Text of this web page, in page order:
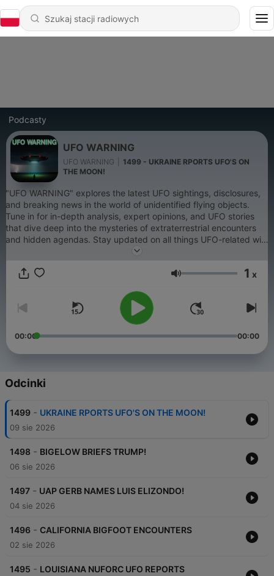
Podcasty
UFO WARNING
UFO WARNING
1499 - UKRAINE RPORTS UFO'S ON
THE MOON!
"UFO WARNING" explores the latest UFO sightings, disclosures,
and breaking news in the world of unidentified flying objects.
Tune in for in-depth analysis, expert opinions, and UFO stories
that dive deep into the mysteries of extraterrestrial encounters
and hidden agendas. Stay updated on all things UFO-related with
engaging episodes that challenge conventional thinking. Perfect
https://ko-fi.com/ufowarning @warning_ufo
Głośność 1 x
00:00 00:00
Odcinki
1499 - UKRAINE RPORTS UFO'S ON THE MOON!
09 sie 2026
1498 - BIGELOW BRIEFS TRUMP!
06 sie 2026
1497 - UAP GERB NAMES LUIS ELIZONDO!
04 sie 2026
1496 - CALIFORNIA BIGFOOT ENCOUNTERS
02 sie 2026
1495 - LOUISIANA NUFORC UFO REPORTS